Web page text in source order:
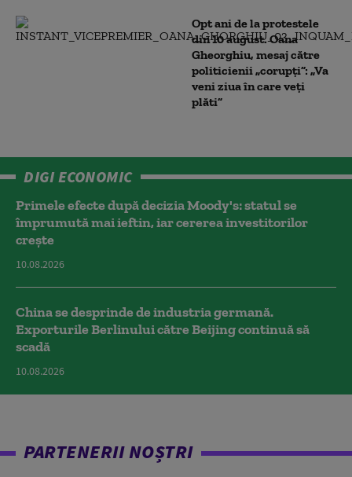
Opt ani de la protestele
din 10 august. Oana
Gheorghiu, mesaj către
politicienii „corupți”: „Va
veni ziua în care veţi
plăti”
DIGI ECONOMIC
Primele efecte după decizia Moody's: statul se
împrumută mai ieftin, iar cererea investitorilor
crește
10.08.2026
China se desprinde de industria germană.
Exporturile Berlinului către Beijing continuă să
scadă
10.08.2026
PARTENERII NOȘTRI